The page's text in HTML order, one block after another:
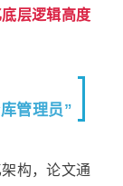
层逻辑高度
管理员”
构，论文通